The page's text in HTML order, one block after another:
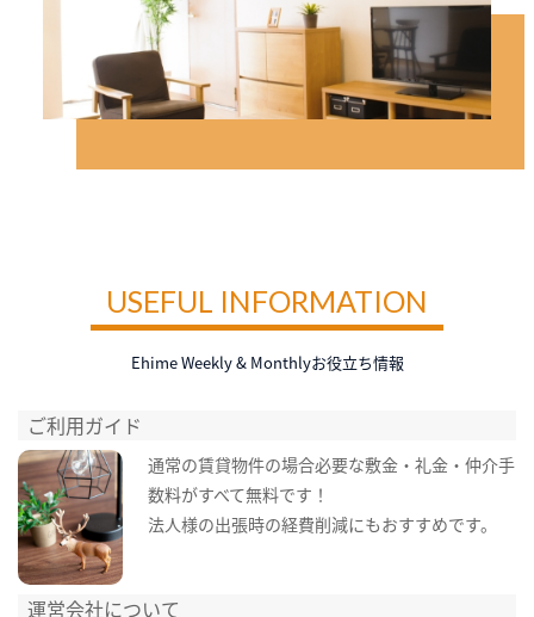
USEFUL INFORMATION
Ehime Weekly & Monthlyお役立ち情報
ご利用ガイド
通常の賃貸物件の場合必要な敷金・礼金・仲介手
数料がすべて無料です！
法人様の出張時の経費削減にもおすすめです。
運営会社について